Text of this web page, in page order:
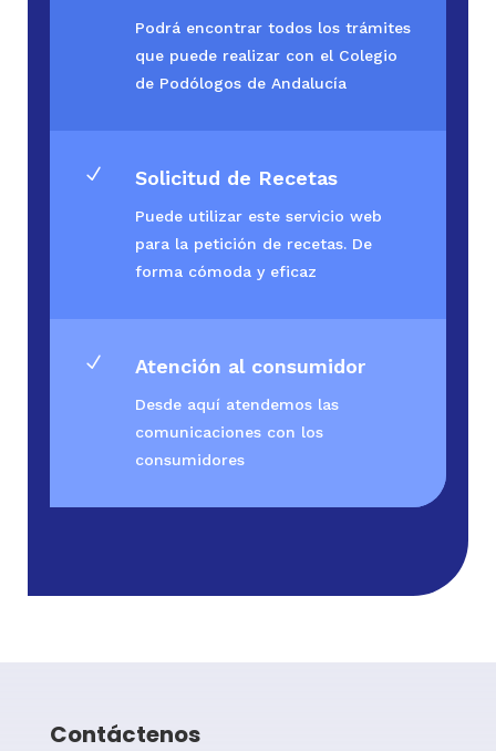
Podrá encontrar todos los trámites
que puede realizar con el Colegio
de Podólogos de Andalucía
N Solicitud de Recetas
Puede utilizar este servicio web
para la petición de recetas. De
forma cómoda y eficaz
N Atención al consumidor
Desde aquí atendemos las
comunicaciones con los
consumidores
Contáctenos